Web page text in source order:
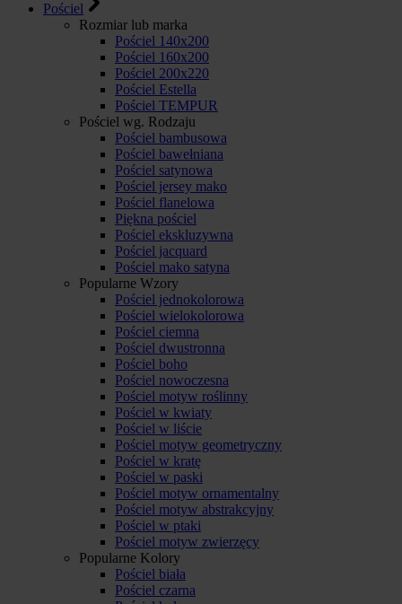
Pościel
Rozmiar lub marka
Pościel 140x200
Pościel 160x200
Pościel 200x220
Pościel Estella
Pościel TEMPUR
Pościel wg. Rodzaju
Pościel bambusowa
Pościel bawełniana
Pościel satynowa
Pościel jersey mako
Pościel flanelowa
Piękna pościel
Pościel ekskluzywna
Pościel jacquard
Pościel mako satyna
Popularne Wzory
Pościel jednokolorowa
Pościel wielokolorowa
Pościel ciemna
Pościel dwustronna
Pościel boho
Pościel nowoczesna
Pościel motyw roślinny
Pościel w kwiaty
Pościel w liście
Pościel motyw geometryczny
Pościel w kratę
Pościel w paski
Pościel motyw ornamentalny
Pościel motyw abstrakcyjny
Pościel w ptaki
Pościel motyw zwierzęcy
Popularne Kolory
Pościel biała
Pościel czarna